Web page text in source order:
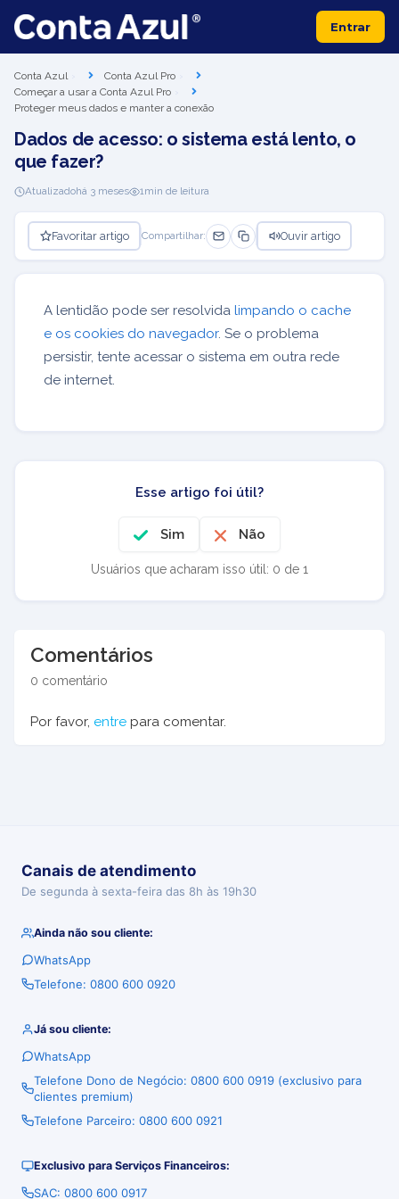
Entrar
Conta Azul
Conta Azul Pro
Começar a usar a Conta Azul Pro
Proteger meus dados e manter a conexão
Dados de acesso: o sistema está lento, o
que fazer?
Atualizadohá 3 meses 1min de leitura
Favoritar artigo Compartilhar: Ouvir artigo
A lentidão pode ser resolvida limpando o cache
e os cookies do navegador. Se o problema
persistir, tente acessar o sistema em outra rede
de internet.
Esse artigo foi útil?
Sim Não
Usuários que acharam isso útil: 0 de 1
Comentários
0 comentário
Por favor, entre para comentar.
Canais de atendimento
De segunda à sexta-feira das 8h às 19h30
Ainda não sou cliente:
WhatsApp
Telefone: 0800 600 0920
Já sou cliente:
WhatsApp
Telefone Dono de Negócio: 0800 600 0919 (exclusivo para
clientes premium)
Telefone Parceiro: 0800 600 0921
Exclusivo para Serviços Financeiros:
SAC: 0800 600 0917